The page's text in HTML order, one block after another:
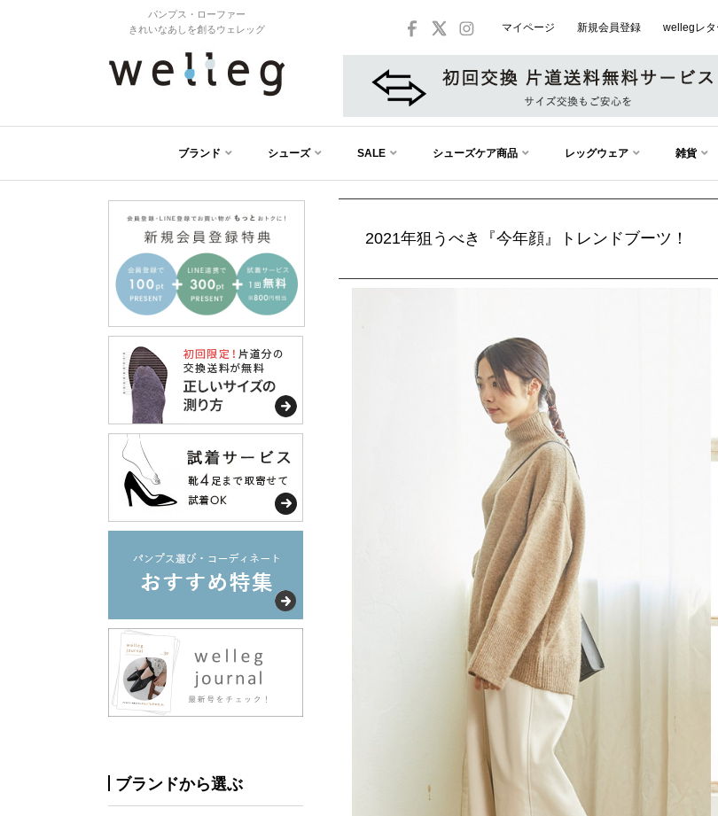
パンプス・ローファー
きれいなあしを創るウェレッグ
マイページ 新規会員登録 wellegレタ
ブランド シューズ SALE シューズケア商品 レッグウェア 雑貨
2021年狙うべき『今年顔』トレンドブーツ！
ブランドから選ぶ